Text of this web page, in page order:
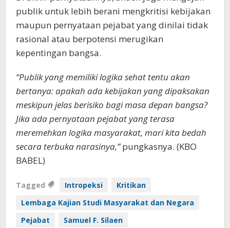
publik untuk lebih berani mengkritisi kebijakan
maupun pernyataan pejabat yang dinilai tidak
rasional atau berpotensi merugikan
kepentingan bangsa.
“Publik yang memiliki logika sehat tentu akan
bertanya: apakah ada kebijakan yang dipaksakan
meskipun jelas berisiko bagi masa depan bangsa?
Jika ada pernyataan pejabat yang terasa
meremehkan logika masyarakat, mari kita bedah
secara terbuka narasinya,”pungkasnya. (KBO
BABEL)
Tagged Intropeksi
Kritikan
Lembaga Kajian Studi Masyarakat dan Negara
Pejabat
Samuel F. Silaen